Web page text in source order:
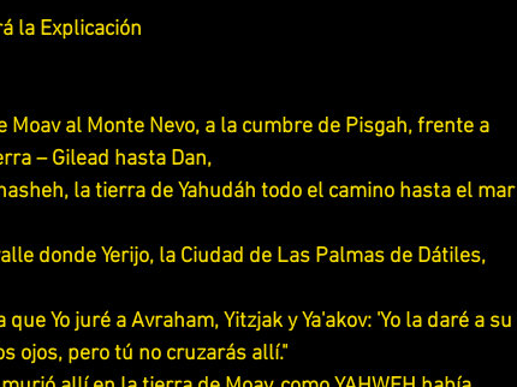
la Explicación
al Monte Nevo, a la cumbre de Pisgah, frente a
– Gilead hasta Dan,
la tierra de Yahudáh todo el camino hasta el mar
donde Yerijo, la Ciudad de Las Palmas de Dátiles,
Yo juré a Avraham, Yitzjak y Ya'akov: 'Yo la daré a su
ojos, pero tú no cruzarás allí."